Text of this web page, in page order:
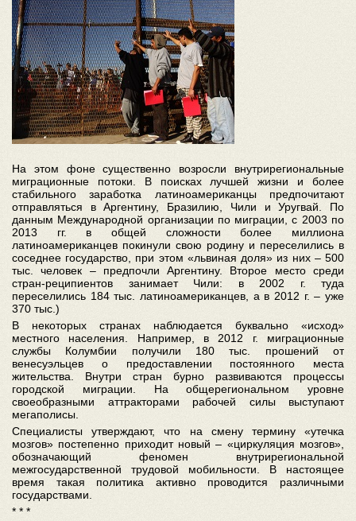
На этом фоне существенно возросли внутрирегиональные
миграционные потоки. В поисках лучшей жизни и более
стабильного заработка латиноамериканцы предпочитают
отправляться в Аргентину, Бразилию, Чили и Уругвай. По
данным Международной организации по миграции, с 2003 по
2013 гг. в общей сложности более миллиона
латиноамериканцев покинули свою родину и переселились в
соседнее государство, при этом «львиная доля» из них – 500
тыс. человек – предпочли Аргентину. Второе место среди
стран-реципиентов занимает Чили: в 2002 г. туда
переселились 184 тыс. латиноамериканцев, а в 2012 г. – уже
370 тыс.)
В некоторых странах наблюдается буквально «исход»
местного населения. Например, в 2012 г. миграционные
службы Колумбии получили 180 тыс. прошений от
венесуэльцев о предоставлении постоянного места
жительства. Внутри стран бурно развиваются процессы
городской миграции. На общерегиональном уровне
своеобразными аттракторами рабочей силы выступают
мегаполисы.
Специалисты утверждают, что на смену термину «утечка
мозгов» постепенно приходит новый – «циркуляция мозгов»,
обозначающий феномен внутрирегиональной
межгосударственной трудовой мобильности. В настоящее
время такая политика активно проводится различными
государствами.
* * *